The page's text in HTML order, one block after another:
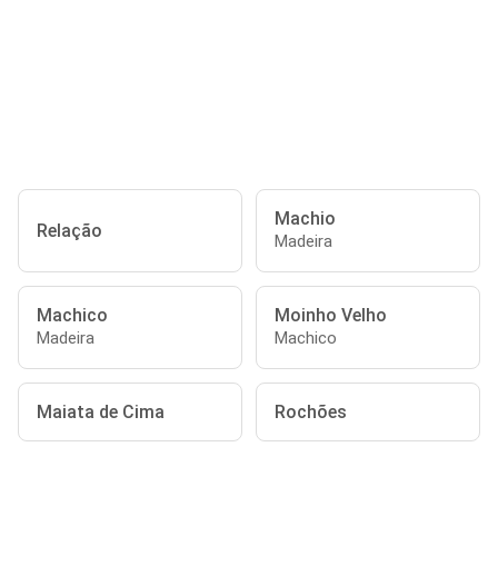
Relação
Machio
Madeira
Machico
Madeira
Moinho Velho
Machico
Maiata de Cima Rochões